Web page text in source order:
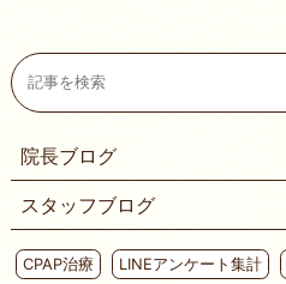
院長ブログ
スタッフブログ
CPAP治療 LINEアンケート集計